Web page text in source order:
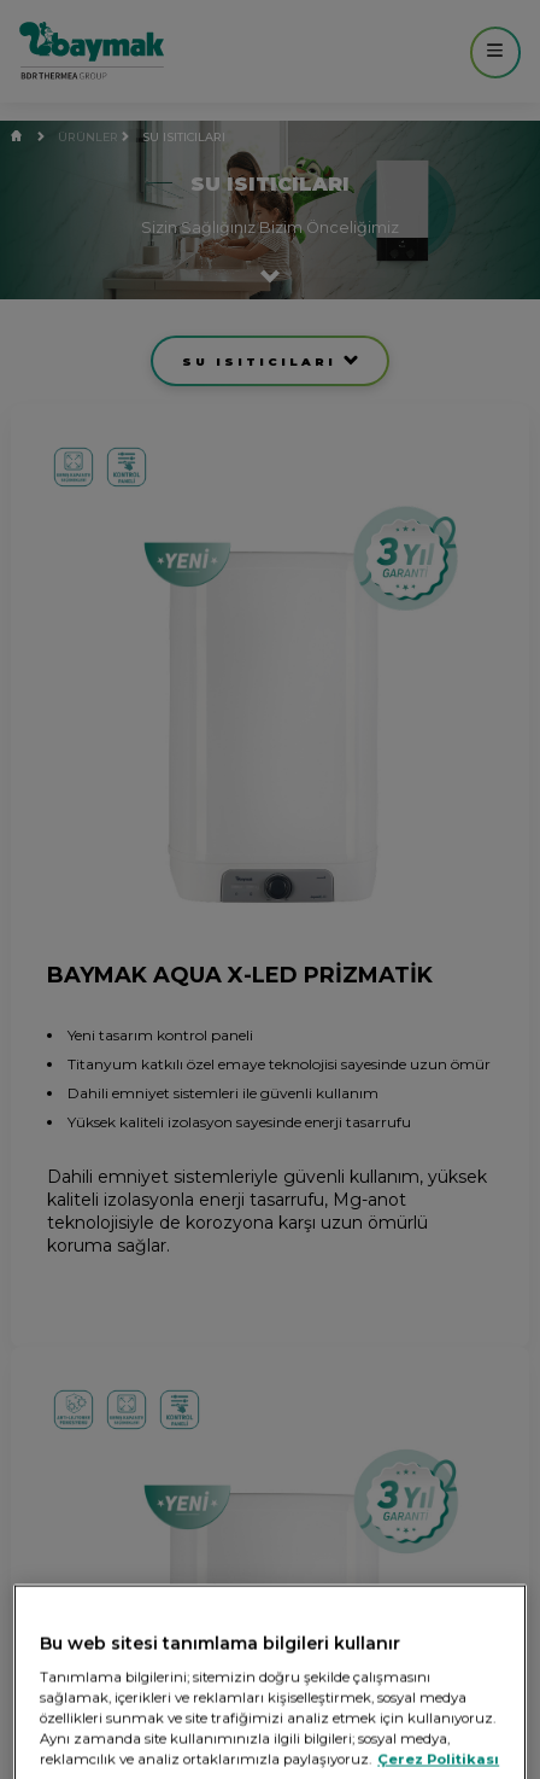
ÜRÜNLER SU ISITICILARI
SU ISITICILARI
Sizin Sağlığınız Bizim Önceliğimiz
SU ISITICILARI
BAYMAK AQUA X-LED PRİZMATİK
Yeni tasarım kontrol paneli
Titanyum katkılı özel emaye teknolojisi sayesinde uzun ömür
Dahili emniyet sistemleri ile güvenli kullanım
Yüksek kaliteli izolasyon sayesinde enerji tasarrufu
Dahili emniyet sistemleriyle güvenli kullanım, yüksek
kaliteli izolasyonla enerji tasarrufu, Mg-anot
teknolojisiyle de korozyona karşı uzun ömürlü
koruma sağlar.
Bu web sitesi tanımlama bilgileri kullanır
Tanımlama bilgilerini; sitemizin doğru şekilde çalışmasını
sağlamak, içerikleri ve reklamları kişiselleştirmek, sosyal medya
özellikleri sunmak ve site trafiğimizi analiz etmek için kullanıyoruz.
Aynı zamanda site kullanımınızla ilgili bilgileri; sosyal medya,
reklamcılık ve analiz ortaklarımızla paylaşıyoruz. Çerez Politikası